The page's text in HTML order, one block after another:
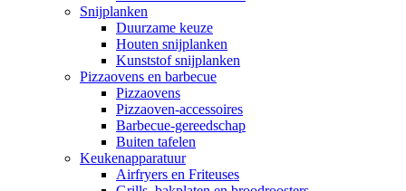
Snijplanken
Duurzame keuze
Houten snijplanken
Kunststof snijplanken
Pizzaovens en barbecue
Pizzaovens
Pizzaoven-accessoires
Barbecue-gereedschap
Buiten tafelen
Keukenapparatuur
Airfryers en Friteuses